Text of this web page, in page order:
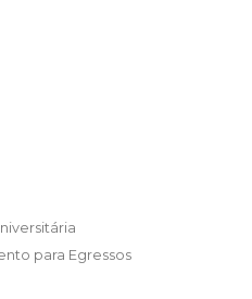
para Egressos